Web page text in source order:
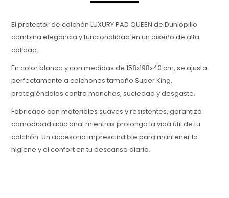
El protector de colchón LUXURY PAD QUEEN de Dunlopillo
combina elegancia y funcionalidad en un diseño de alta
calidad.
En color blanco y con medidas de 158x198x40 cm, se ajusta
perfectamente a colchones tamaño Super King,
protegiéndolos contra manchas, suciedad y desgaste.
Fabricado con materiales suaves y resistentes, garantiza
comodidad adicional mientras prolonga la vida útil de tu
colchón. Un accesorio imprescindible para mantener la
higiene y el confort en tu descanso diario.